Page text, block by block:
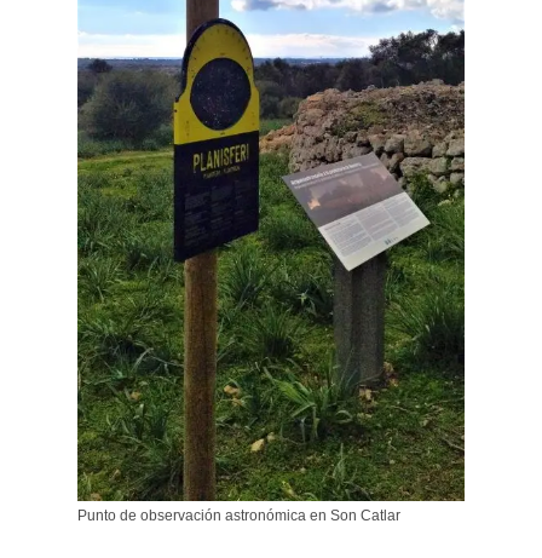
Punto de observación astronómica en Son Catlar